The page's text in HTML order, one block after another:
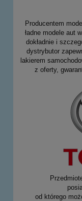
Producentem
ładne modele aut
dokładnie i
dystrybutor
lakierem
z oferty,
od którego